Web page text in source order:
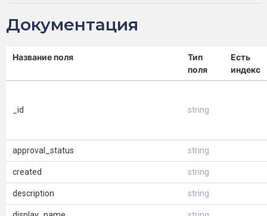
Документация
Название поля
Тип
поля
Есть
индекс
_id string
approval_status string
created string
description string